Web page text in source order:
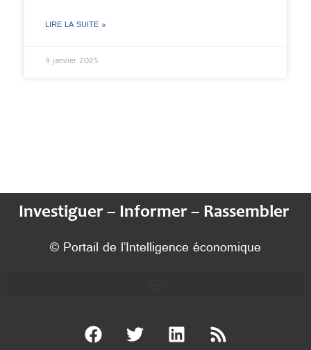
LIRE LA SUITE »
9 janvier 2025
Investiguer – Informer – Rassembler
© Portail de l’Intelligence économique